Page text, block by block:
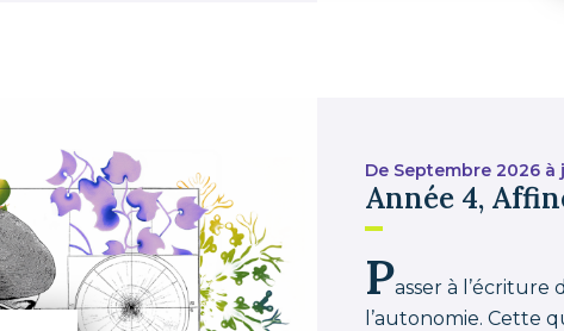
De Septembre 2026 à
Année 4,
Passer à l’écriture
l’autonomie. Cette